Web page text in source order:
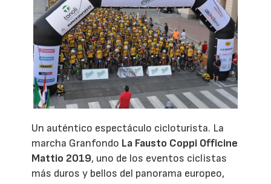
Un auténtico espectáculo cicloturista. La
marcha Granfondo La Fausto Coppi Officine
Mattio 2019, uno de los eventos ciclistas
más duros y bellos del panorama europeo,